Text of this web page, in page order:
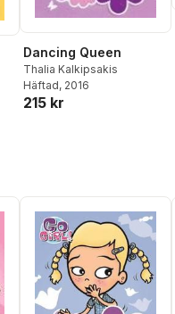
Dancing Queen
Thalia Kalkipsakis
Häftad, 2016
215 kr